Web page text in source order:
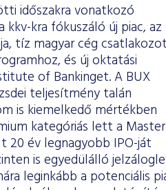
időszakra vonatkozó
kra fókuszáló új piac, az
tíz magyar cég
és új oktatási
of Bankinget. A BUX
teljesítmény talán
is kiemelkedő mértékben
kategóriás lett a
20 év legnagyobb IPO-ját
is egyedülálló
leginkább a potenciális